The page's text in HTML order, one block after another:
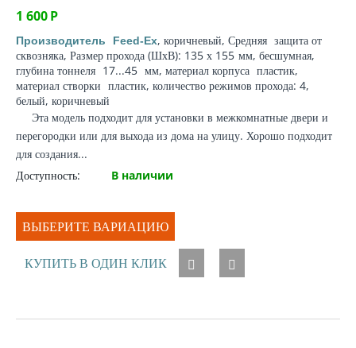
1 600Р
Производитель Feed-Ex, коричневый, Средняя защита от
сквозняка, Размер прохода (ШхВ): 135 х 155 мм, бесшумная,
глубина тоннеля 17...45 мм, материал корпуса пластик,
материал створки пластик, количество режимов прохода: 4,
белый, коричневый
Эта модель подходит для установки в межкомнатные двери и
перегородки или для выхода из дома на улицу. Хорошо подходит
для создания...
Доступность:
В наличии
ВЫБЕРИТЕ ВАРИАЦИЮ
КУПИТЬ В ОДИН КЛИК